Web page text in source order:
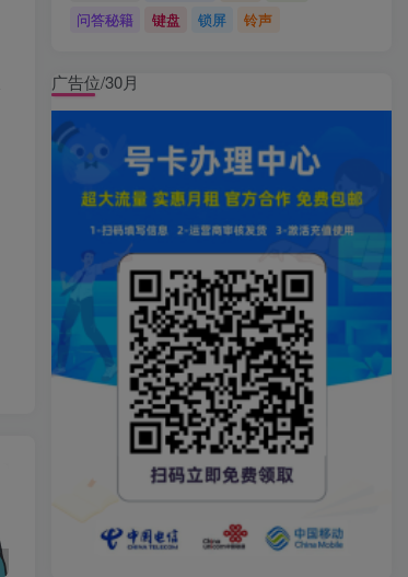
问答秘籍
键盘 锁屏 铃声
广告位/30月